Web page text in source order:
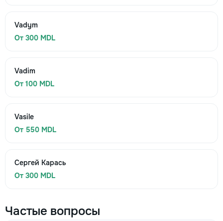
Vadym
От 300 MDL
Vadim
От 100 MDL
Vasile
От 550 MDL
Сергей Карась
От 300 MDL
Частые вопросы